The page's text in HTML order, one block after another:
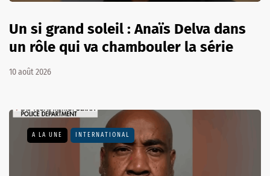
Un si grand soleil : Anaïs Delva dans
un rôle qui va chambouler la série
10 août 2026
A LA UNE INTERNATIONAL